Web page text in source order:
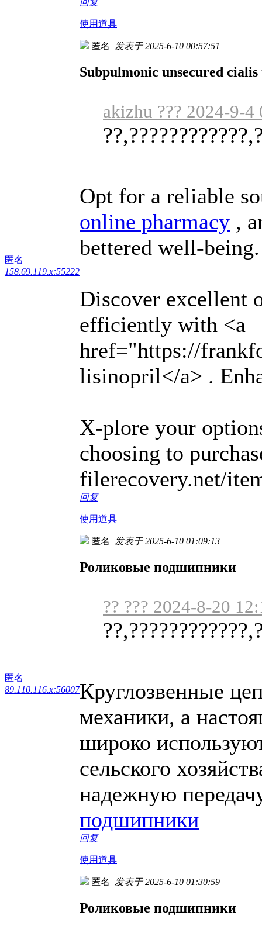
使用道具
匿名
158.69.119.x:55222
匿名 发表于 2025-6-10 00:57:51
Subpulmonic unsecured
akizhu ??? 2024-9-4
Opt for a reliable
online pharmacy ,
bettered well-being.
Discover excellent
efficiently with <a
href="https://
lisinopril</a> .
X-plore your
choosing to
filerecovery.net/
回复
使用道具
匿名
89.110.116.x:56007
匿名 发表于 2025-6-10 01:09:13
Роликовые подшипники
?? ??? 2024-8-20
Круглозвенные
механики, а
широко
сельского
надежную
подшипники
回复
使用道具
匿名 发表于 2025-6-10 01:30:59
Роликовые подшипники